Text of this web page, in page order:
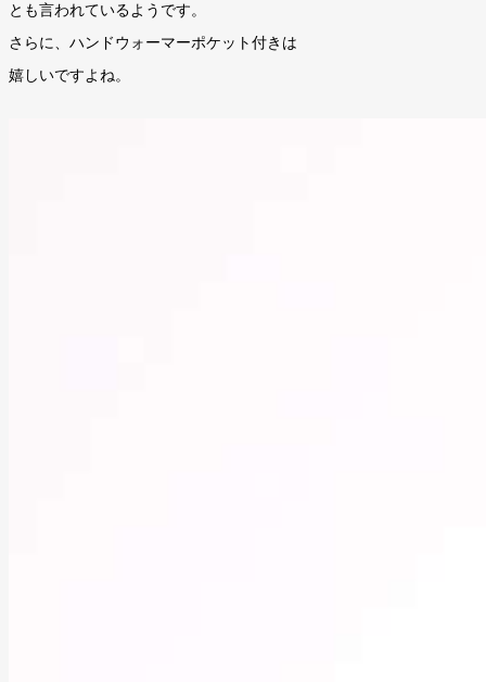
とも言われているようです。
さらに、ハンドウォーマーポケット付きは
嬉しいですよね。